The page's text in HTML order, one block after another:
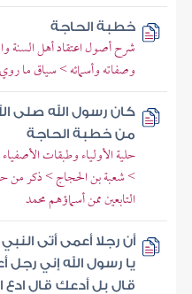
خطبة الحاجة
شرح أصول اعتقاد أهل السنة
وصفاته وأسمائه > سياق ما
كان رسول الله صلى
من خطبة الحاجة
حلية الأولياء وطبقات
> شعبة بن الحجاج > ذكر من
التابعين ممن أسماؤهم محمد
أن رجلا أعمى أتى
يا رسول الله إني رجل
قال بل أدعك قال ادع